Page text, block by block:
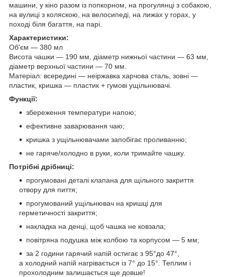
машини, у кіно разом із попкорном, на прогулянці з собакою,
на вулиці з коляскою, на велосипеді, на лижах у горах, у
поході біля багаття, на парі.
Характеристики:
Об'єм — 380 мл
Висота чашки — 190 мм, діаметр нижньої частини — 63 мм,
діаметр верхньої частини — 70 мм.
Матеріал: всередині — неіржавка харчова сталь, зовні —
пластик, кришка — пластик + гумові ущільнювачі.
Функції:
збереження температури напою;
ефективне заварювання чаю;
кришка з ущільнювачами запобігає проливанню;
не гаряче/холодно в руки, коли тримайте чашку.
Потрібні дрібниці:
прогумовані деталі клапана для щільного закриття
отвору для пиття;
прогумований ущільнювач на кришці для
герметичності закриття;
накладка на денці, щоб чашка не ковзала;
повітряна подушка між колбою та корпусом — 5 мм;
за 2 години гарячий напій остигає з 95°до 47°,
а холодний напій нагрівається із 7° до 15°. Теплим і
прохолодним залишається ще довше!